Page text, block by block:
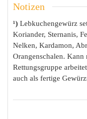
Notizen
¹) Lebkuchengewürz
Koriander, Sternanis,
Nelken, Kardamon,
Orangenschalen.
Rettungsgruppe
auch als fertige